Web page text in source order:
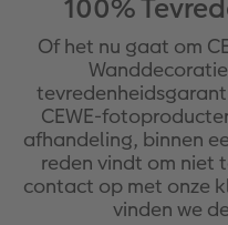
Art
Tips voor
Opslag in
Fotokiosk
Alle
CEWE
Tipa
100%
Of het nu gaat om
CEWE-
afhandeling, binnen
reden vindt om niet
contact op met onze
vinden we